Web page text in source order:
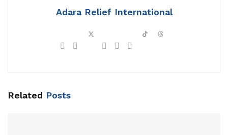
Adara Relief International
Related Posts